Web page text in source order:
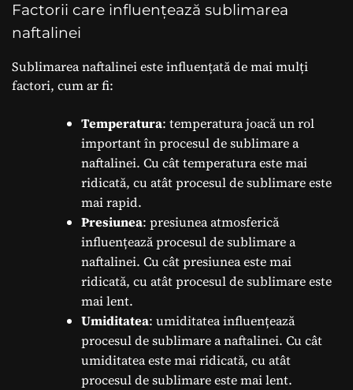
Factorii care influențează sublimarea
naftalinei
Sublimarea naftalinei este influențată de mai mulți
factori, cum ar fi:
Temperatura: temperatura joacă un rol
important în procesul de sublimare a
naftalinei. Cu cât temperatura este mai
ridicată, cu atât procesul de sublimare este
mai rapid.
Presiunea: presiunea atmosferică
influențează procesul de sublimare a
naftalinei. Cu cât presiunea este mai
ridicată, cu atât procesul de sublimare este
mai lent.
Umiditatea: umiditatea influențează
procesul de sublimare a naftalinei. Cu cât
umiditatea este mai ridicată, cu atât
procesul de sublimare este mai lent.